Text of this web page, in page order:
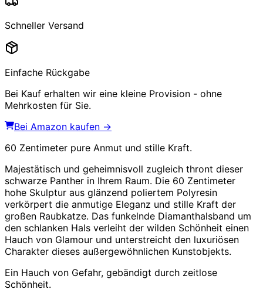
Schneller Versand
Einfache Rückgabe
Bei Kauf erhalten wir eine kleine Provision - ohne
Mehrkosten für Sie.
Bei Amazon kaufen →
60 Zentimeter pure Anmut und stille Kraft.
Majestätisch und geheimnisvoll zugleich thront dieser
schwarze Panther in Ihrem Raum. Die 60 Zentimeter
hohe Skulptur aus glänzend poliertem Polyresin
verkörpert die anmutige Eleganz und stille Kraft der
großen Raubkatze. Das funkelnde Diamanthalsband um
den schlanken Hals verleiht der wilden Schönheit einen
Hauch von Glamour und unterstreicht den luxuriösen
Charakter dieses außergewöhnlichen Kunstobjekts.
Ein Hauch von Gefahr, gebändigt durch zeitlose
Schönheit.